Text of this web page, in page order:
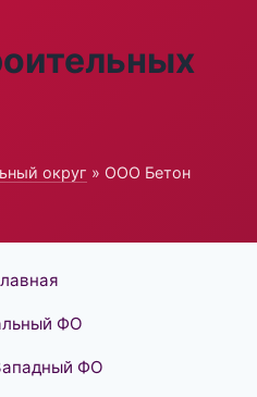
округ » ООО Бетон
ФО
ФО